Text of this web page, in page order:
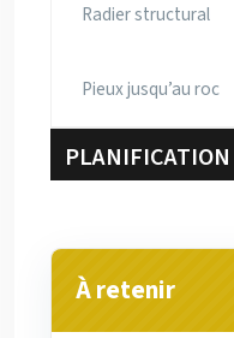
Radier structural
Pieux jusqu’au roc
À retenir